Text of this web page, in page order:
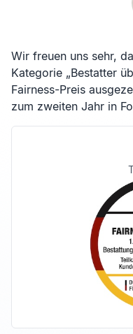
Wir freuen uns sehr,
Kategorie „Bestatter
Fairness-Preis
zum zweiten Jahr in